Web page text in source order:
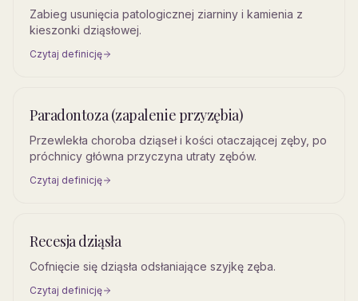
Zabieg usunięcia patologicznej ziarniny i kamienia z
kieszonki dziąsłowej.
Czytaj definicję
Paradontoza (zapalenie przyzębia)
Przewlekła choroba dziąseł i kości otaczającej zęby, po
próchnicy główna przyczyna utraty zębów.
Czytaj definicję
Recesja dziąsła
Cofnięcie się dziąsła odsłaniające szyjkę zęba.
Czytaj definicję